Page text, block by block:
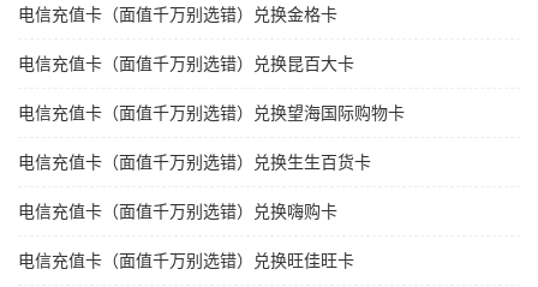
电信充值卡（面值千万别选错）兑换金格卡
电信充值卡（面值千万别选错）兑换昆百大卡
电信充值卡（面值千万别选错）兑换望海国际购物卡
电信充值卡（面值千万别选错）兑换生生百货卡
电信充值卡（面值千万别选错）兑换嗨购卡
电信充值卡（面值千万别选错）兑换旺佳旺卡